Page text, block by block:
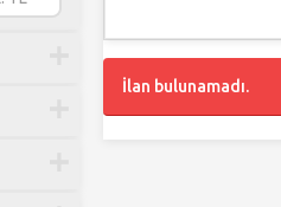
İlan bulunamadı.